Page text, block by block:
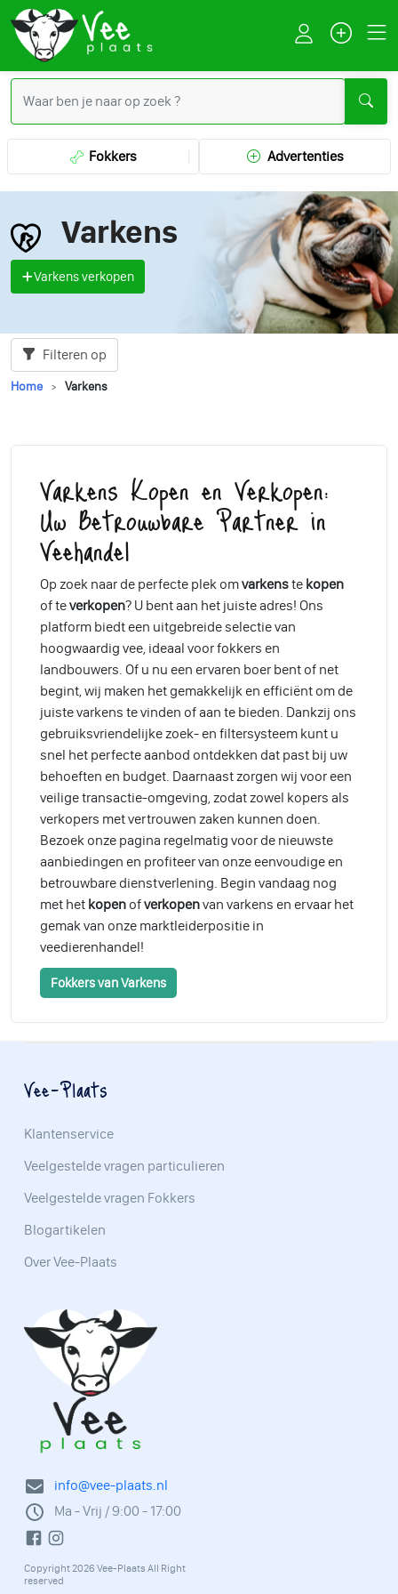
Fokkers Advertenties
Varkens
Varkens verkopen
Filteren op
Home Varkens
Varkens Kopen en Verkopen:
Uw Betrouwbare Partner in
Veehandel
Op zoek naar de perfecte plek omvarkenste kopen
of teverkopen? U bent aan het juiste adres! Ons
platform biedt een uitgebreide selectie van
hoogwaardig vee, ideaal voor fokkers en
landbouwers. Of u nu een ervaren boer bent of net
begint, wij maken het gemakkelijk en efficiënt om de
juiste varkens te vinden of aan te bieden. Dankzij ons
gebruiksvriendelijke zoek- en filtersysteem kunt u
snel het perfecte aanbod ontdekken dat past bij uw
behoeften en budget. Daarnaast zorgen wij voor een
veilige transactie-omgeving, zodat zowel kopers als
verkopers met vertrouwen zaken kunnen doen.
Bezoek onze pagina regelmatig voor de nieuwste
aanbiedingen en profiteer van onze eenvoudige en
betrouwbare dienstverlening. Begin vandaag nog
met het kopen ofverkopenvan varkens en ervaar het
gemak van onze marktleiderpositie in
veedierenhandel!
Fokkers van Varkens
info@vee-plaats.nl
Ma - Vrij / 9:00 - 17:00
Copyright 2026 Vee-Plaats All Right
reserved
Vee-Plaats
Klantenservice
Veelgestelde vragen particulieren
Veelgestelde vragen Fokkers
Blogartikelen
Over Vee-Plaats